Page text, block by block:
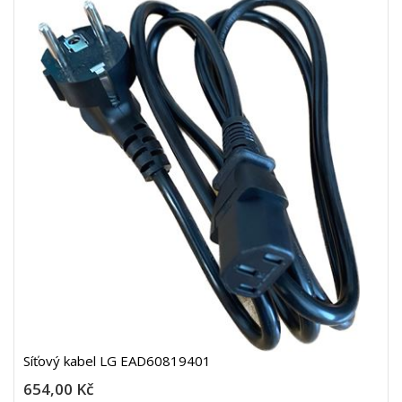
Síťový kabel LG EAD60819401
654,00 Kč